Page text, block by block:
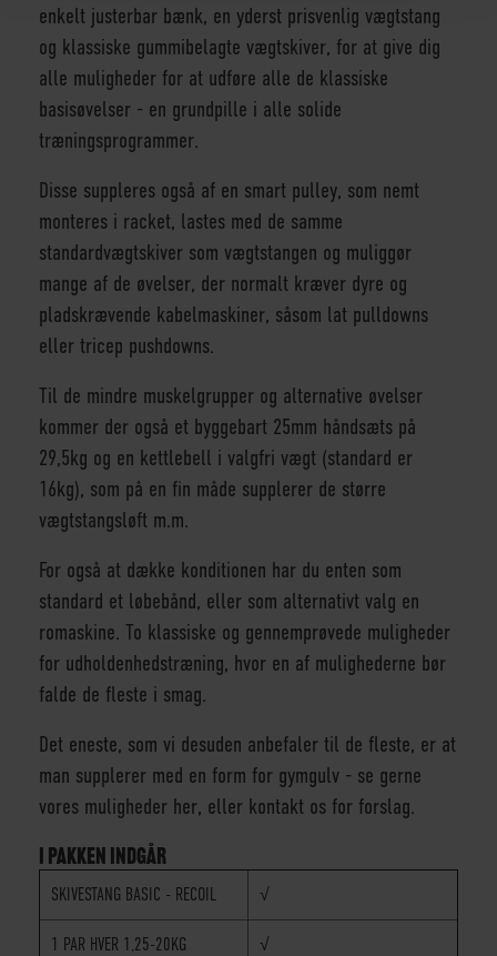
enkelt justerbar bænk, en yderst prisvenlig vægtstang
og klassiske gummibelagte vægtskiver, for at give dig
alle muligheder for at udføre alle de klassiske
basisøvelser - en grundpille i alle solide
træningsprogrammer.
Disse suppleres også af en smart pulley, som nemt
monteres i racket, lastes med de samme
standardvægtskiver som vægtstangen og muliggør
mange af de øvelser, der normalt kræver dyre og
pladskrævende kabelmaskiner, såsom lat pulldowns
eller tricep pushdowns.
Til de mindre muskelgrupper og alternative øvelser
kommer der også et byggebart 25mm håndsæts på
29,5kg og en kettlebell i valgfri vægt (standard er
16kg), som på en fin måde supplerer de større
vægtstangsløft m.m.
For også at dække konditionen har du enten som
standard et løbebånd, eller som alternativt valg en
romaskine. To klassiske og gennemprøvede muligheder
for udholdenhedstræning, hvor en af mulighederne bør
falde de fleste i smag.
Det eneste, som vi desuden anbefaler til de fleste, er at
man supplerer med en form for gymgulv - se gerne
vores muligheder her, eller kontakt os for forslag.
I PAKKEN INDGÅR
SKIVESTANG BASIC - RECOIL √
1 PAR HVER 1,25-20KG
√